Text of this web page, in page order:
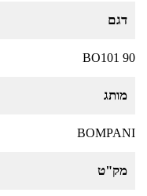
דגם
BO101 90
מותג
BOMPANI
מק"ט